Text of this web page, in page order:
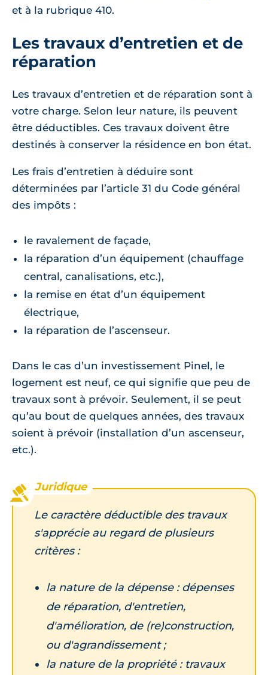
et à la rubrique 410.
Les travaux d’entretien et de
réparation
Les travaux d’entretien et de réparation sont à
votre charge. Selon leur nature, ils peuvent
être déductibles. Ces travaux doivent être
destinés à conserver la résidence en bon état.
Les frais d’entretien à déduire sont
déterminées par l’article 31 du Code général
des impôts :
le ravalement de façade,
la réparation d’un équipement (chauffage
central, canalisations, etc.),
la remise en état d’un équipement
électrique,
la réparation de l’ascenseur.
Dans le cas d’un investissement Pinel, le
logement est neuf, ce qui signifie que peu de
travaux sont à prévoir. Seulement, il se peut
qu’au bout de quelques années, des travaux
soient à prévoir (installation d’un ascenseur,
etc.).
Le caractère déductible des travaux
s'apprécie au regard de plusieurs
critères :
la nature de la dépense : dépenses
de réparation, d'entretien,
d'amélioration, de (re)construction,
ou d'agrandissement ;
la nature de la propriété : travaux